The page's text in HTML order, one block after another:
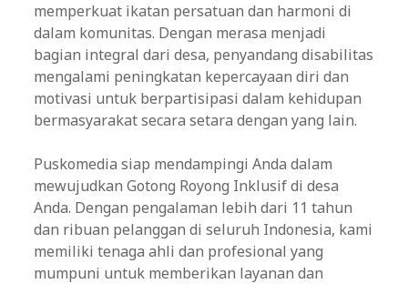
memperkuat ikatan persatuan dan harmoni di
dalam komunitas. Dengan merasa menjadi
bagian integral dari desa, penyandang disabilitas
mengalami peningkatan kepercayaan diri dan
motivasi untuk berpartisipasi dalam kehidupan
bermasyarakat secara setara dengan yang lain.
Puskomedia siap mendampingi Anda dalam
mewujudkan Gotong Royong Inklusif di desa
Anda. Dengan pengalaman lebih dari 11 tahun
dan ribuan pelanggan di seluruh Indonesia, kami
memiliki tenaga ahli dan profesional yang
mumpuni untuk memberikan layanan dan